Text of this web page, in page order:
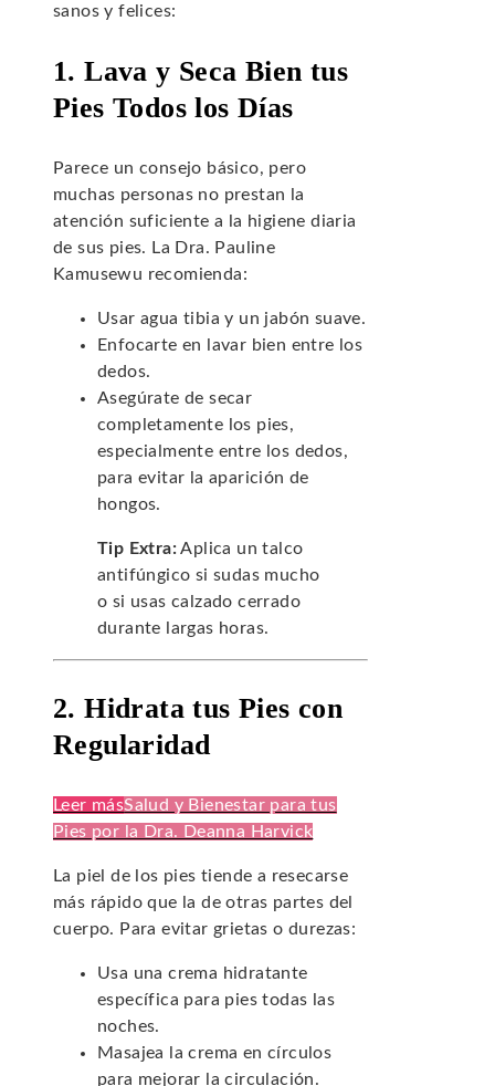
sanos y felices:
1. Lava y Seca Bien tus
Pies Todos los Días
Parece un consejo básico, pero
muchas personas no prestan la
atención suficiente a la higiene diaria
de sus pies. La Dra. Pauline
Kamusewu recomienda:
Usar agua tibia y un jabón suave.
Enfocarte en lavar bien entre los
dedos.
Asegúrate de secar
completamente los pies,
especialmente entre los dedos,
para evitar la aparición de
hongos.
Tip Extra:Aplica un talco
antifúngico si sudas mucho
o si usas calzado cerrado
durante largas horas.
2. Hidrata tus Pies con
Regularidad
Leer másSalud y Bienestar para tus
Pies por la Dra. Deanna Harvick
La piel de los pies tiende a resecarse
más rápido que la de otras partes del
cuerpo. Para evitar grietas o durezas:
Usa una crema hidratante
específica para pies todas las
noches.
Masajea la crema en círculos
para mejorar la circulación.